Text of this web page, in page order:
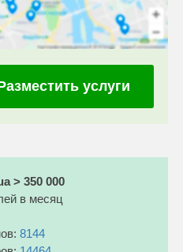
услуги
> 350 000
в месяц
8144